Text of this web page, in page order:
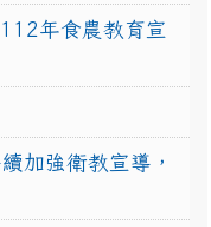
年食農教育宣
加強衛教宣導，